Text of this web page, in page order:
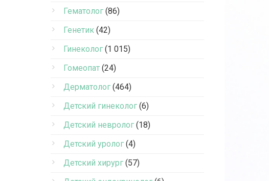
Гематолог (86)
Генетик (42)
Гинеколог (1 015)
Гомеопат (24)
Дерматолог (464)
Детский гинеколог (6)
Детский невролог (18)
Детский уролог (4)
Детский хирург (57)